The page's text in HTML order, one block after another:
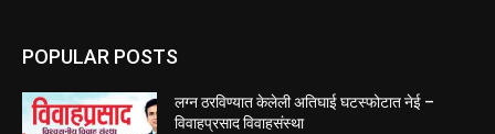
POPULAR POSTS
लग्न ठरविण्यात केलेली अतिघाई घटस्फोटात नेई –
विवाहप्रसाद विवाहसंस्था